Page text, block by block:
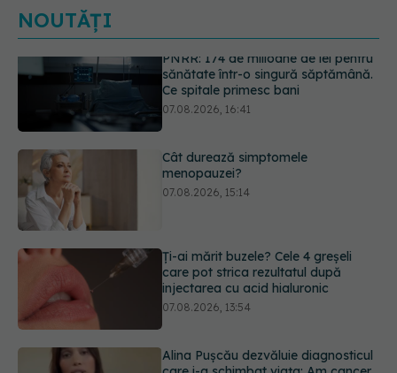
NOUTĂȚI
Cât durează simptomele
menopauzei?
07.08.2026, 15:14
Ți-ai mărit buzele? Cele 4 greșeli
care pot strica rezultatul după
Alina Pușcău dezvăluie diagnosticul
care i-a schimbat viața: Am cancer
la sân. Am intrat în metastază